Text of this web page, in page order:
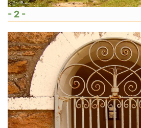
- 2 -